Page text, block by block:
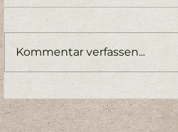
Kommentar verfassen...